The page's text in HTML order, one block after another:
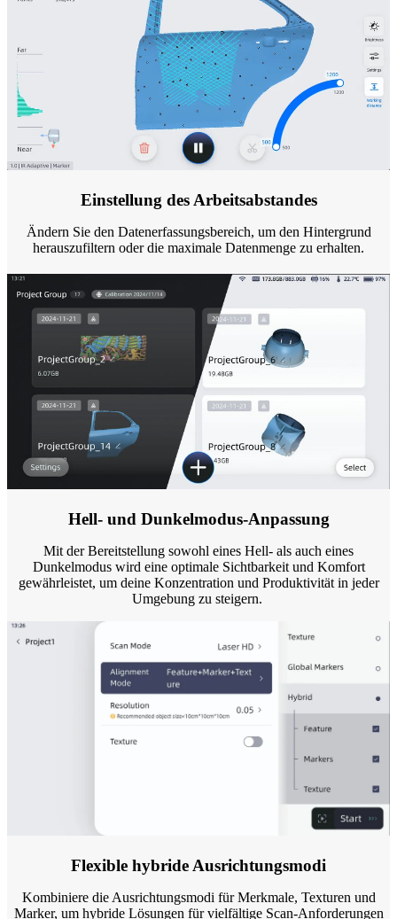
Einstellung des Arbeitsabstandes
Ändern Sie den Datenerfassungsbereich, um den Hintergrund
herauszufiltern oder die maximale Datenmenge zu erhalten.
Hell- und Dunkelmodus-Anpassung
Mit der Bereitstellung sowohl eines Hell- als auch eines
Dunkelmodus wird eine optimale Sichtbarkeit und Komfort
gewährleistet, um deine Konzentration und Produktivität in jeder
Umgebung zu steigern.
Flexible hybride Ausrichtungsmodi
Kombiniere die Ausrichtungsmodi für Merkmale, Texturen und
Marker, um hybride Lösungen für vielfältige Scan-Anforderungen